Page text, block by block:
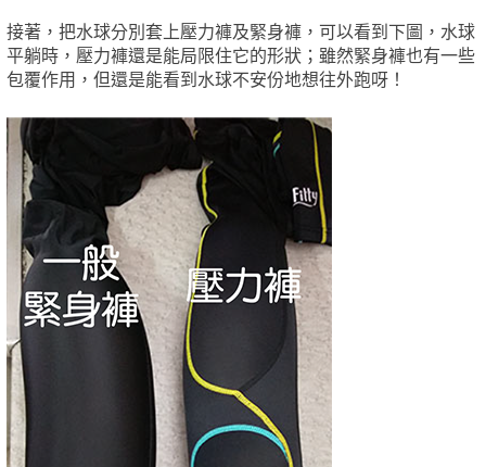
接著，把水球分別套上壓力褲及緊身褲，可以看到下圖，水球
平躺時，壓力褲還是能局限住它的形狀；雖然緊身褲也有一些
包覆作用，但還是能看到水球不安份地想往外跑呀！